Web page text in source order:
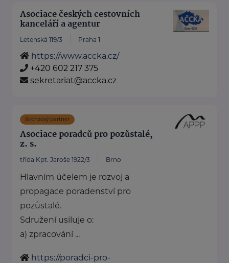
Asociace českých cestovních
kanceláří a agentur
Letenská 119/3 Praha 1
https://www.accka.cz/
+420 602 217 375
sekretariat@accka.cz
Bronzový partner
Asociace poradců pro pozůstalé,
z. s.
třída Kpt. Jaroše 1922/3 Brno
Hlavním účelem je rozvoj a
propagace poradenství pro
pozůstalé.
Sdružení usiluje o:
a) zpracování ...
https://poradci-pro-